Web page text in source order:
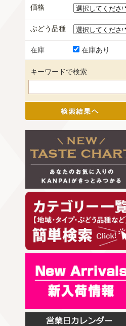
価格
ぶどう品種
在庫 在庫あり
キーワードで検索